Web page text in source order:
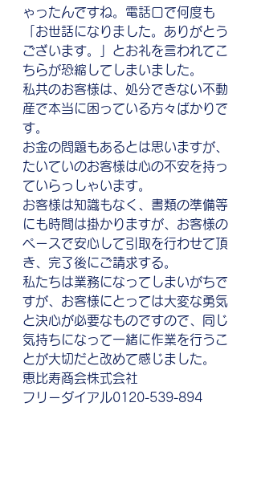
ゃったんですね。電話口で何度も
「お世話になりました。ありがとう
ございます。」とお礼を言われてこ
ちらが恐縮してしまいました。
私共のお客様は、処分できない不動
産で本当に困っている方々ばかりで
す。
お金の問題もあるとは思いますが、
たいていのお客様は心の不安を持っ
ていらっしゃいます。
お客様は知識もなく、書類の準備等
にも時間は掛かりますが、お客様の
ペースで安心して引取を行わせて頂
き、完了後にご請求する。
私たちは業務になってしまいがちで
すが、お客様にとっては大変な勇気
と決心が必要なものですので、同じ
気持ちになって一緒に作業を行うこ
とが大切だと改めて感じました。
恵比寿商会株式会社
フリーダイアル0120-539-894